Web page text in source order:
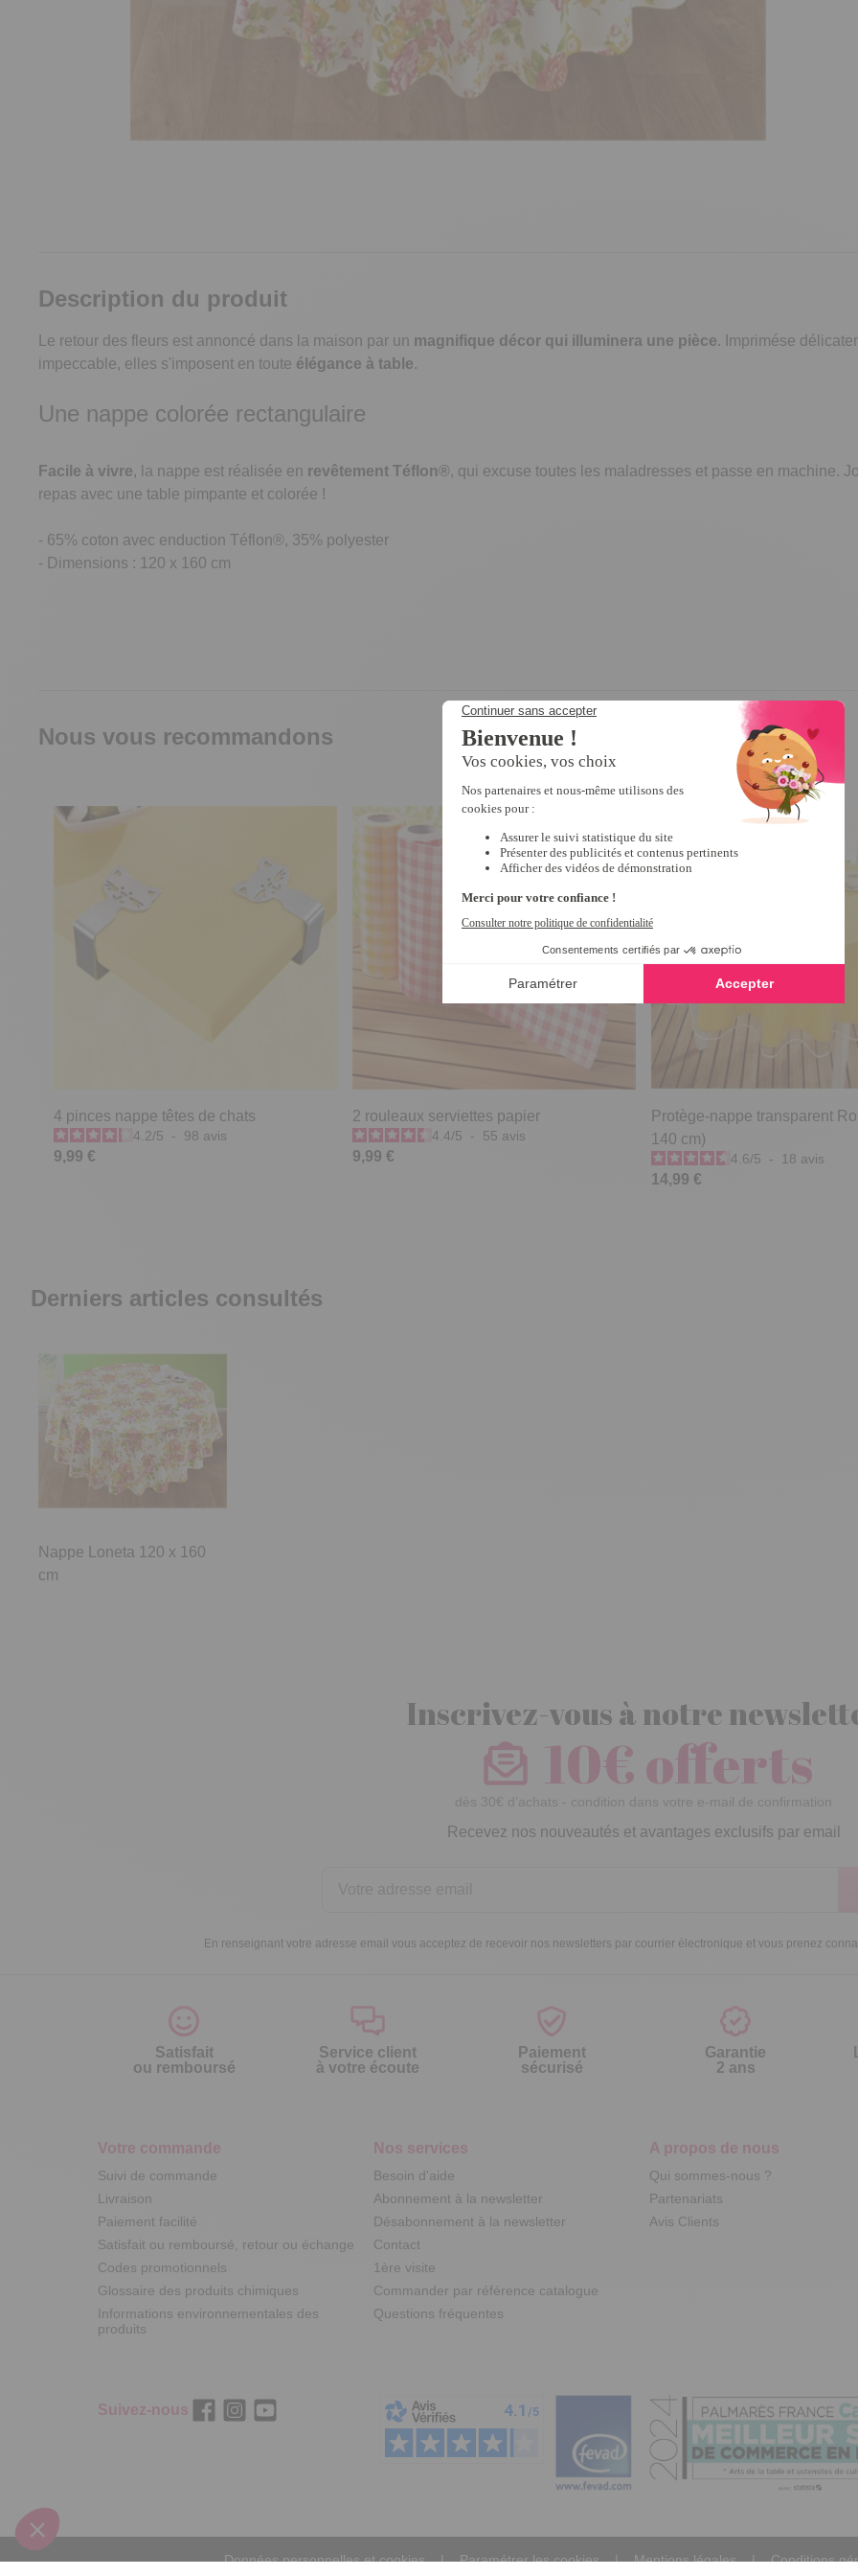
Description du produit
Le retour des fleurs est annoncé dans la maison par un magnifique décor qui illuminera une pièce. Imprimése
impeccable, elles s'imposent en toute élégance à table.
Une nappe colorée rectangulaire
Facile à vivre, la nappe est réalisée en revêtement Téflon®, qui excuse toutes les maladresses et passe en machine.
repas avec une table pimpante et colorée !
- 65% coton avec enduction Téflon®, 35% polyester
- Dimensions : 120 x 160 cm
Nous vous recommandons
4 pinces nappe têtes de chats
4.2/5 - 98 avis
9,99 €
2 rouleaux serviettes papier
4.4/5 - 55 avis
9,99 €
Protège-nappe transparent
140 cm)
4.6/5 - 18 avis
14,99 €
Derniers articles consultés
Nappe Loneta 120 x 160
cm
Inscrivez-vous à notre
10€ offerts
dès 30€ d’achats - condition dans votre e-mail de confirmation
Recevez nos nouveautés et avantages exclusifs par email
En renseignant votre adresse email vous acceptez de recevoir nos newsletters par courrier électronique et vous prenez
Satisfait
ou remboursé
Service client
à votre écoute
Paiement
sécurisé
Garantie
2 ans
Votre commande
Suivi de commande
Livraison
Paiement facilité
Satisfait ou remboursé, retour ou échange
Codes promotionnels
Glossaire des produits chimiques
Informations environnementales des
produits
Nos services
Besoin d'aide
Abonnement à la newsletter
Désabonnement à la newsletter
Contact
1ère visite
Commander par référence catalogue
Questions fréquentes
A propos de nous
Qui sommes-nous ?
Partenariats
Avis Clients
Suivez-nous
Données personnelles et cookies Paramétrer les cookies Mentions légales Conditions